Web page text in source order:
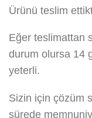
Ürünü teslim
Eğer teslimattan
durum olursa 14
yeterli.
Sizin için çözüm
sürede